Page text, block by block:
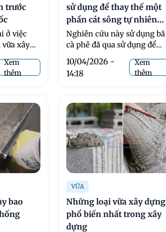
trước
ở việc
xây
Xem
thêm
sử dụng để thay thế một
phần cát sông tự nhiên
trong sản xuất vữa xây
dựng
Nghiên cứu này sử dụng bã
cà phê đã qua sử dụng để
10/04/2026 -
14:18
Xem
thêm
bao
VỮA
Những loại vữa xây dựng
phổ biến nhất trong xây
dựng